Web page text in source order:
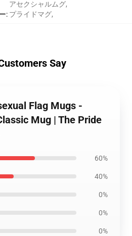
:
アセクシャルムグ,
プライドマグ,
Say
Flag Mugs -
Mug | The Pride
60%
40%
0%
0%
0%